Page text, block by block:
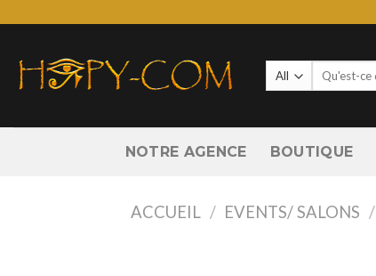
Recherche
pour :
NOTRE AGENCE BOUTIQUE
ACCUEIL / EVENTS/ SALONS /